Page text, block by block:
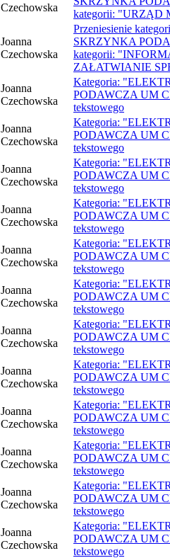
Czechowska
kategorii: "URZĄD
Joanna
Czechowska
Przeniesienie
SKRZYNKA
kategorii:
ZAŁATWIANIE
Joanna
Czechowska
Kategoria:
PODAWCZA UM
tekstowego
Joanna
Czechowska
Kategoria:
PODAWCZA UM
tekstowego
Joanna
Czechowska
Kategoria:
PODAWCZA UM
tekstowego
Joanna
Czechowska
Kategoria:
PODAWCZA UM
tekstowego
Joanna
Czechowska
Kategoria:
PODAWCZA UM
tekstowego
Joanna
Czechowska
Kategoria:
PODAWCZA UM
tekstowego
Joanna
Czechowska
Kategoria:
PODAWCZA UM
tekstowego
Joanna
Czechowska
Kategoria:
PODAWCZA UM
tekstowego
Joanna
Czechowska
Kategoria:
PODAWCZA UM
tekstowego
Joanna
Czechowska
Kategoria:
PODAWCZA UM
tekstowego
Joanna
Czechowska
Kategoria:
PODAWCZA UM
tekstowego
Joanna
Czechowska
Kategoria:
PODAWCZA UM
tekstowego